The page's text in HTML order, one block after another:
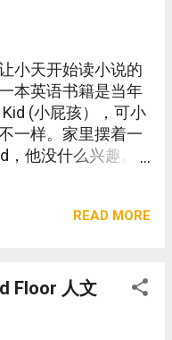
小天开始读小说的
本英语书籍是当年
(小屁孩），可小
一样。家里摆着一
他没什么兴趣。
对这种类式的书籍
READ MORE
Floor 人文